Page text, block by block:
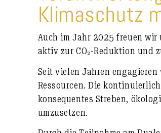
Klimaschutz
Auch im Jahr 2025 freuen wir
aktiv zur CO₂-Reduktion und
Seit vielen Jahren
Ressourcen. Die
konsequentes Streben,
umzusetzen.